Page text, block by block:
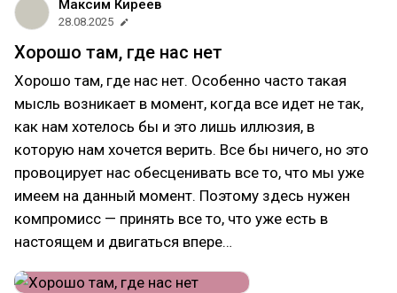
Максим Киреев
28.08.2025
Хорошо там, где нас нет
Хорошо там, где нас нет. Особенно часто такая
мысль возникает в момент, когда все идет не так,
как нам хотелось бы и это лишь иллюзия, в
которую нам хочется верить. Все бы ничего, но это
провоцирует нас обесценивать все то, что мы уже
имеем на данный момент. Поэтому здесь нужен
компромисс — принять все то, что уже есть в
настоящем и двигаться впере…